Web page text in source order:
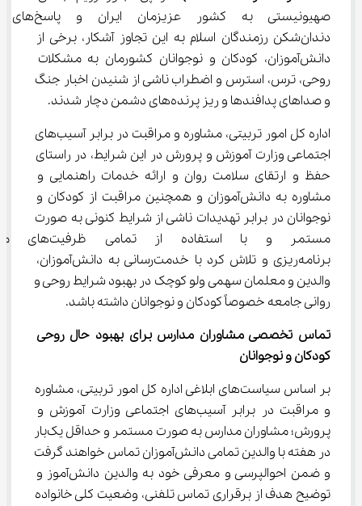
صهیونیستی به کشور عزیزمان ایران و پاسخ‌های
دندان‌شکن رزمندگان اسلام به این تجاوز آشکار، برخی از
دانش‌آموزان، کودکان و نوجوانان کشورمان به مشکلات
روحی، ترس، استرس و اضطراب ناشی از شنیدن اخبار جنگ
و صداهای پدافندها و ریز پرنده‌های دشمن دچار شدند.
اداره کل امور تربیتی، مشاوره و مراقبت در برابر آسیب‌های
اجتماعی وزارت آموزش و پرورش در این شرایط، در راستای
حفظ و ارتقای سلامت روان و ارائه خدمات راهنمایی و
مشاوره به دانش‌آموزان و همچنین مراقبت از کودکان و
نوجوانان در برابر تهدیدات ناشی از شرایط کنونی به صورت
مستمر و با استفاده از
برنامه‌ریزی و تلاش کرد با خدمت‌رسانی به دانش‌آموزان،
والدین و معلمان سهمی ولو کوچک در بهبود شرایط روحی و
روانی جامعه خصوصاً کودکان و نوجوانان داشته باشد.
تماس تخصصی مشاوران مدارس برای بهبود حال روحی
کودکان و نوجوانان
بر اساس سیاست‌های ابلاغی اداره کل امور تربیتی، مشاوره
و مراقبت در برابر آسیب‌های اجتماعی وزارت آموزش و
پرورش؛ مشاوران مدارس به صورت مستمر و حداقل یک‌بار
در هفته با والدین تمامی دانش‌آموزان تماس خواهند گرفت
و ضمن احوالپرسی و معرفی خود به والدین دانش‌آموز و
توضیح هدف از برقراری تماس تلفنی، وضعیت کلی خانواده